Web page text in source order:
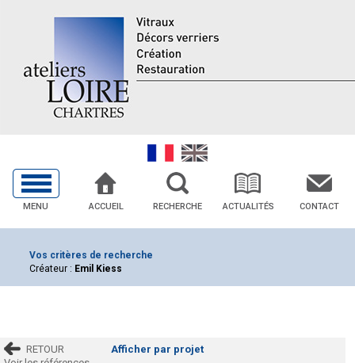
MENU ACCUEIL RECHERCHE ACTUALITÉS CONTACT
Vos critères de recherche
Créateur : Emil Kiess
RETOUR
Afficher par projet